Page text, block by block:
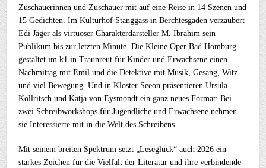
Zuschauerinnen und Zuschauer mit auf eine Reise in 14 Szenen und
15 Gedichten. Im Kulturhof Stanggass in Berchtesgaden verzaubert
Edi Jäger als virtuoser Charakterdarsteller M. Ibrahim sein
Publikum bis zur letzten Minute. Die Kleine Oper Bad Homburg
gestaltet im k1 in Traunreut für Kinder und Erwachsene einen
Nachmittag mit Emil und die Detektive mit Musik, Gesang, Witz
und viel Bewegung. Und in Kloster Seeon präsentieren Ursula
Kollritsch und Katja von Eysmondt ein ganz neues Format: Bei
zwei Schreibworkshops für Jugendliche und Erwachsene nehmen
sie Interessierte mit in die Welt des Schreibens.
Mit seinem breiten Spektrum setzt „Leseglück“ auch 2026 ein
starkes Zeichen für die Vielfalt der Literatur und ihre verbindende